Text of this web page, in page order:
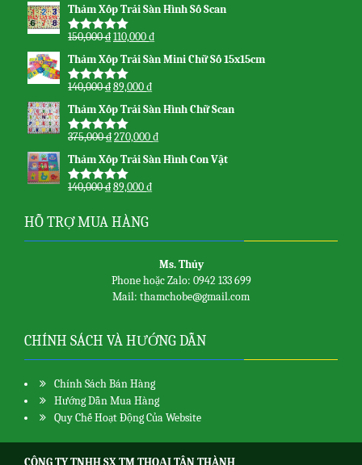
sao
Thảm Xốp Trải Sàn Hình Số Scan
Được xếp
sao
150,000₫110,000₫
Thảm Xốp Trải Sàn Mini Chữ Số 15x15cm
Được xếp
sao
140,000₫89,000₫
Thảm Xốp Trải Sàn Hình Chữ Scan
Được xếp
sao
375,000₫270,000₫
Thảm Xốp Trải Sàn Hình Con Vật
Được xếp
140,000₫89,000₫
HỖ TRỢ MUA HÀNG
Ms. Thủy
Phone hoặc Zalo: 0942 133 699
Mail: thamchobe@gmail.com
CHÍNH SÁCH VÀ HƯỚNG DẪN
Chính Sách Bán Hàng
Hướng Dẫn Mua Hàng
Quy Chế Hoạt Động Của Website
CÔNG TY TNHH SX TM THOẠI TÂN THÀNH